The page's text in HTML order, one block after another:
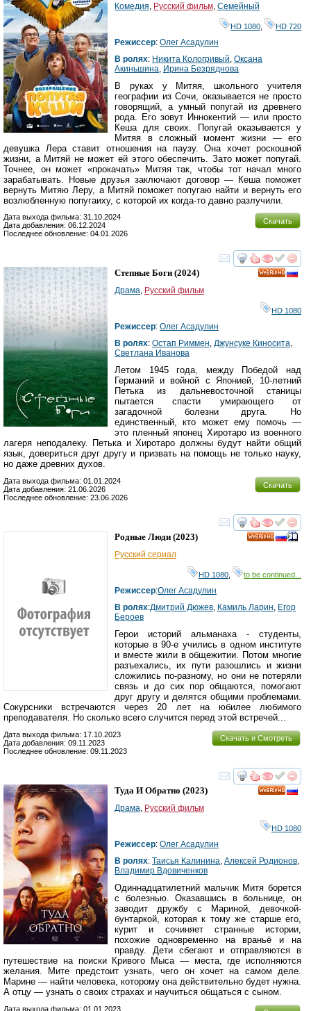
Комедия Русский фильм Семейный
HD 1080 HD 720
Режиссер: Олег Асадулин
В ролях: Никита Кологривый Оксана
Акиньшина Ирина Безряднова
В руках у Митяя, школьного учителя
географии из Сочи, оказывается не просто
говорящий, а умный попугай из древнего
рода. Его зовут Иннокентий — или просто
Кеша для своих. Попугай оказывается у
Митяя в сложный момент жизни — его
девушка Лера ставит отношения на паузу. Она хочет роскошной
жизни, а Митяй не может ей этого обеспечить. Зато может попугай.
Точнее, он может «прокачать» Митяя так, чтобы тот начал много
зарабатывать. Новые друзья заключают договор — Кеша поможет
вернуть Митяю Леру, а Митяй поможет попугаю найти и вернуть его
возлюбленную попугаиху, с которой их когда-то давно разлучили.
Скачать
Дата выхода фильма: 31.10.2024
Дата добавления: 06.12.2024
Последнее обновление: 04.01.2026
смотреть
Степные Боги (2024)
Драма, Русский фильм
HD 1080
Режиссер: Олег Асадулин
В ролях: Остап Риммен, Джунсуке Киносита,
Светлана Иванова
Летом 1945 года, между Победой над
Германий и войной с Японией, 10-летний
Петька из дальневосточной станицы
пытается спасти умирающего от
загадочной болезни друга. Но
единственный, кто может ему помочь —
это пленный японец Хиротаро из военного
лагеря неподалеку. Петька и Хиротаро должны будут найти общий
язык, довериться друг другу и призвать на помощь не только науку,
но даже древних духов.
Скачать
Дата выхода фильма: 01.01.2024
Дата добавления: 21.06.2026
Последнее обновление: 23.06.2026
смотреть
Родные Люди (2023)
Русский сериал
HD 1080 to be continued...
Режиссер:Олег Асадулин
В ролях:Дмитрий Дюжев, Камиль Ларин, Егор
Бероев
Герои историй альманаха - студенты,
которые в 90-е учились в одном институте
и вместе жили в общежитии. Потом многие
разъехались, их пути разошлись и жизни
сложились по-разному, но они не потеряли
связь и до сих пор общаются, помогают
друг другу и делятся общими проблемами.
Сокурсники встречаются через 20 лет на юбилее любимого
преподавателя. Но сколько всего случится перед этой встречей...
Скачать и Смотреть
Дата выхода фильма: 17.10.2023
Дата добавления: 09.11.2023
Последнее обновление: 09.11.2023
смотреть
Туда И Обратно (2023)
Драма, Русский фильм
HD 1080
Режиссер: Олег Асадулин
В ролях: Таисья Калинина, Алексей Родионов,
Владимир Вдовиченков
Одиннадцатилетний мальчик Митя борется
с болезнью. Оказавшись в больнице, он
заводит дружбу с Мариной, девочкой-
бунтаркой, которая к тому же старше его,
курит и сочиняет странные истории,
похожие одновременно на враньё и на
правду. Дети сбегают и отправляются в
путешествие на поиски Кривого Мыса — места, где исполняются
желания. Мите предстоит узнать, чего он хочет на самом деле.
Марине — найти человека, которому она действительно будет нужна.
А отцу — узнать о своих страхах и научиться общаться с сыном.
Дата выхода фильма: 01.01.2023